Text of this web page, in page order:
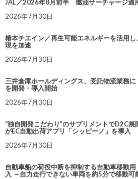
JAL／2026年8月前半 燃油サーチャージ適
2026年7月30日
椿本チエイン／再生可能エネルギーを活用
現を加速
2026年7月30日
三井倉庫ホールディングス、受託物流業務に
を開発・導入開始
2026年7月30日
“独自開発こだわり”のサプリメントでD2C展
がEC自動出荷アプリ「シッピーノ」を導入
2026年7月30日
自動車船の荷役中断を抑制する自動車移動
入 ～自力走行できない車両を約5分で移動可